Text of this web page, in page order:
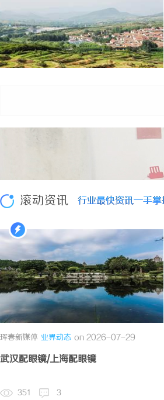
滚动资讯 行业最快资讯一手掌
行业最快资讯一手掌
珲春新媒体 业界动态 on 2026-07-29
武汉配眼镜/上海配眼镜
351 3